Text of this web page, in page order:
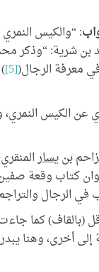
: “والكيس
شرية: “وذكر
معرفة الرجال([5]
عن الكيس
يسار
كتاب وقعة
(بالقاف) كما
أخرى، وهنا